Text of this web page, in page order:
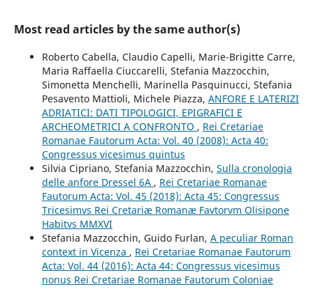
Most read articles by the same author(s)
Roberto Cabella, Claudio Capelli, Marie-Brigitte Carre,
Maria Raffaella Ciuccarelli, Stefania Mazzocchin,
Simonetta Menchelli, Marinella Pasquinucci, Stefania
Pesavento Mattioli, Michele Piazza, ANFORE E LATERIZI
ADRIATICI: DATI TIPOLOGICI, EPIGRAFICI E
ARCHEOMETRICI A CONFRONTO , Rei Cretariae
Romanae Fautorum Acta: Vol. 40 (2008): Acta 40:
Congressus vicesimus quintus
Silvia Cipriano, Stefania Mazzocchin, Sulla cronologia
delle anfore Dressel 6A , Rei Cretariae Romanae
Fautorum Acta: Vol. 45 (2018): Acta 45: Congressus
Tricesimvs Rei Cretariæ Romanæ Favtorvm Olisipone
Habitvs MMXVI
Stefania Mazzocchin, Guido Furlan, A peculiar Roman
context in Vicenza , Rei Cretariae Romanae Fautorum
Acta: Vol. 44 (2016): Acta 44: Congressus vicesimus
nonus Rei Cretariae Romanae Fautorum Coloniae